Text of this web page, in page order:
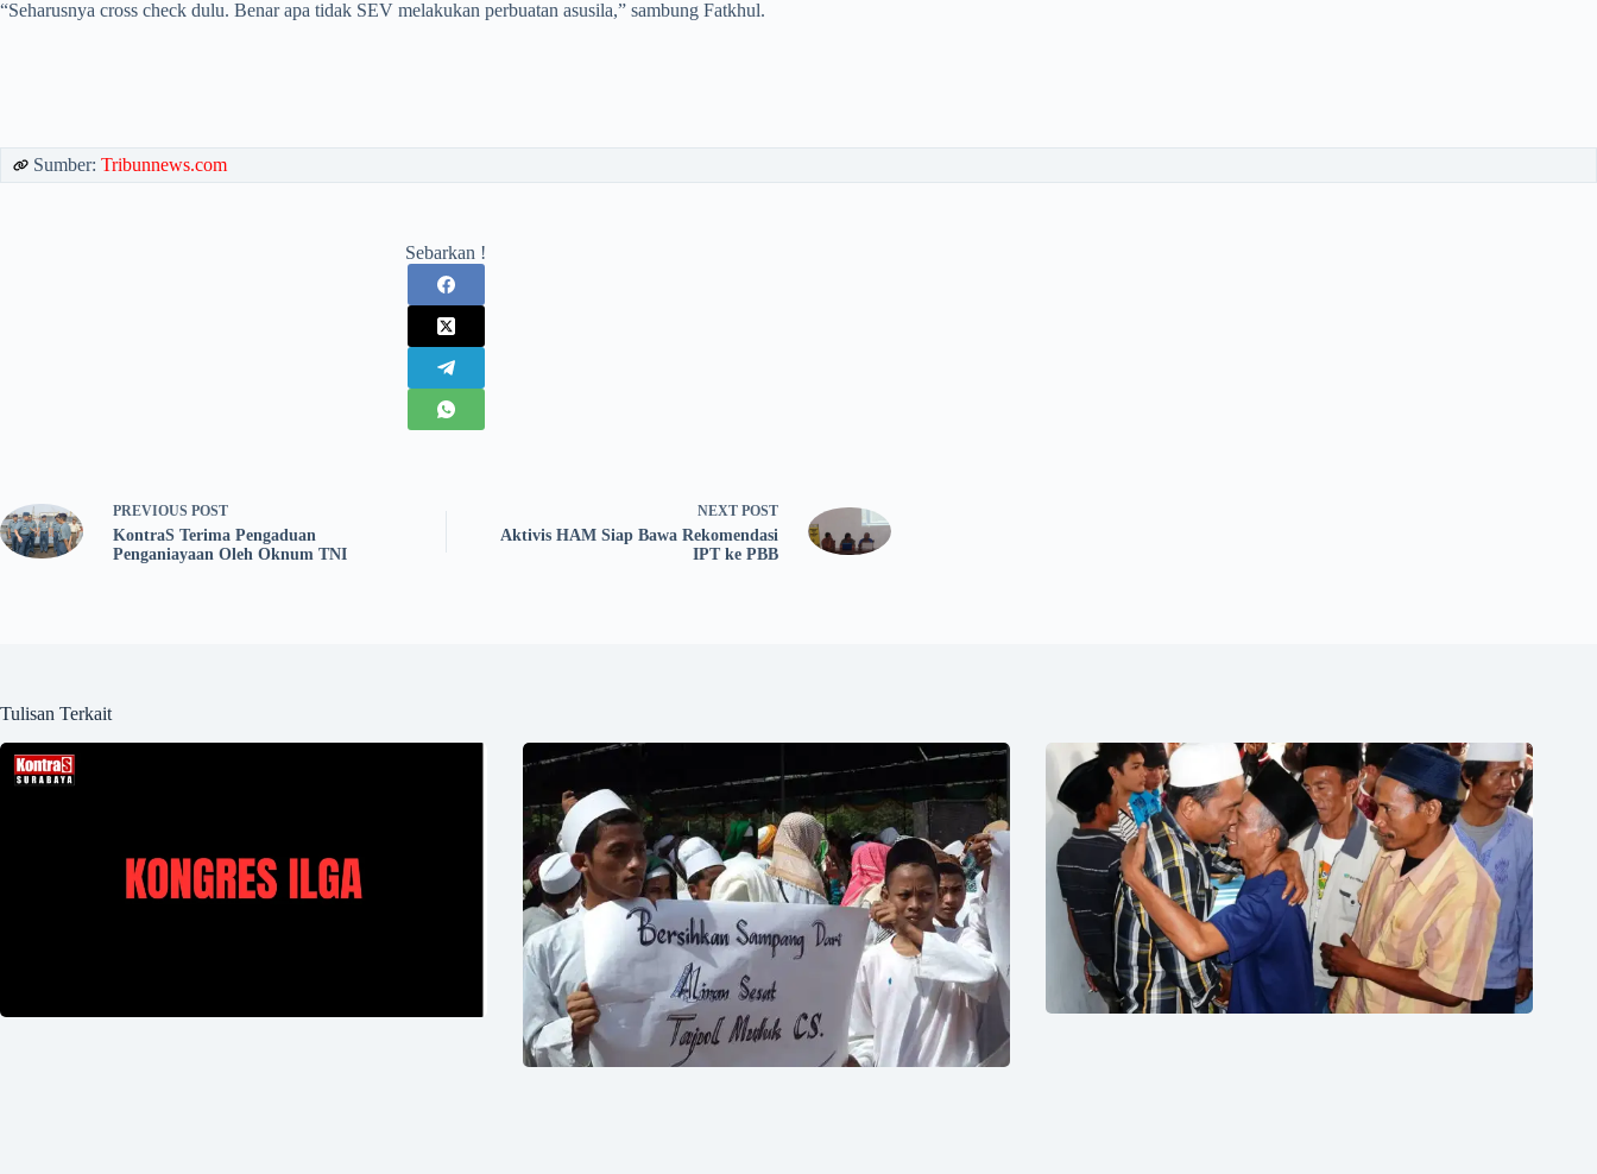
“Seharusnya cross check dulu. Benar apa tidak SEV melakukan perbuatan asusila,” sambung Fatkhul.
Sumber: Tribunnews.com
Sebarkan !
PREVIOUS POST
KontraS Terima Pengaduan
Penganiayaan Oleh Oknum TNI
NEXT POST
Aktivis HAM Siap Bawa Rekomendasi
IPT ke PBB
Tulisan Terkait